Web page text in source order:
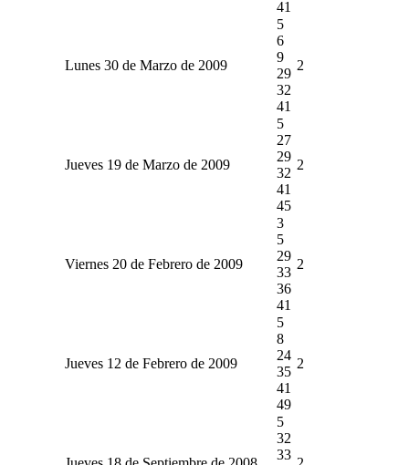
41
Lunes 30 de Marzo de 2009
5
6
9
29
32
41
2
Jueves 19 de Marzo de 2009
5
27
29
32
41
45
2
Viernes 20 de Febrero de 2009
3
5
29
33
36
41
2
Jueves 12 de Febrero de 2009
5
8
24
35
41
49
2
5
32
33